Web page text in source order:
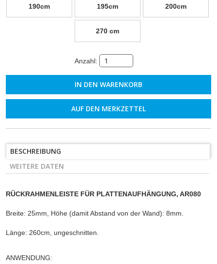
190cm 195cm 200cm
270 cm
Anzahl:
AUF DEN MERKZETTEL
BESCHREIBUNG
WEITERE DATEN
RÜCKRAHMENLEISTE FÜR PLATTENAUFHÄNGUNG, AR080
Breite: 25mm, Höhe (damit Abstand von der Wand): 8mm.
Länge: 260cm, ungeschnitten.
ANWENDUNG: